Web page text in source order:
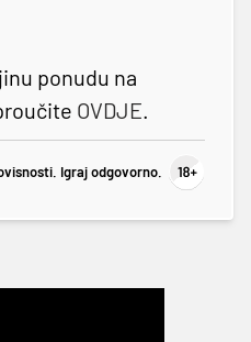
ponudu na
OVDJE.
Igraj odgovorno.